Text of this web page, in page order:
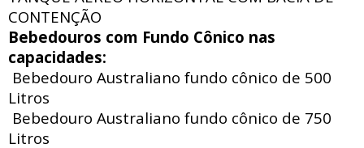
CONTENÇÃO
Bebedouros com Fundo Cônico nas
capacidades:
Bebedouro Australiano fundo cônico de 500
Litros
Bebedouro Australiano fundo cônico de 750
Litros